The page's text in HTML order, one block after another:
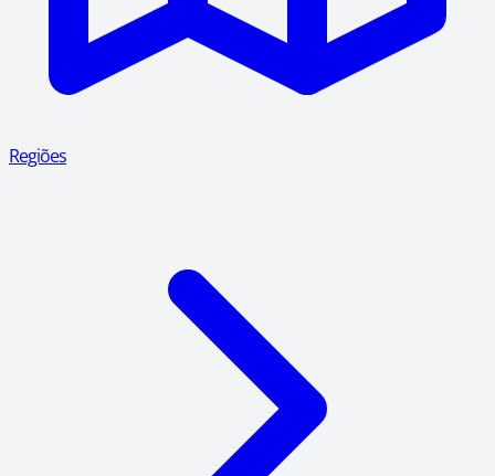
Regiões